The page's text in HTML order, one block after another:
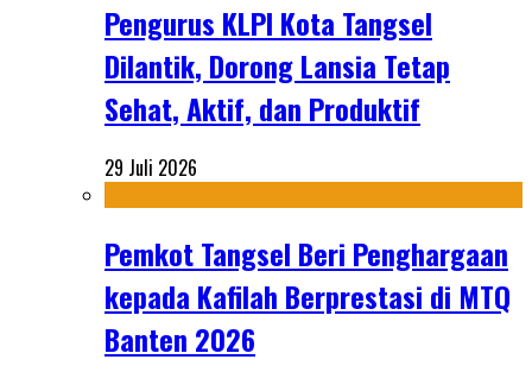
Pengurus KLPI Kota Tangsel
Dilantik, Dorong Lansia Tetap
Sehat, Aktif, dan Produktif
29 Juli 2026
Pemkot Tangsel Beri Penghargaan
kepada Kafilah Berprestasi di MTQ
Banten 2026